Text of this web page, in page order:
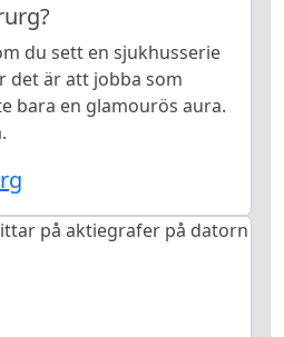
du sett en sjukhusserie
det är att jobba som
bara en glamourös aura.